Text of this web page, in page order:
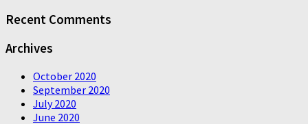
Recent Comments
Archives
October 2020
September 2020
July 2020
June 2020